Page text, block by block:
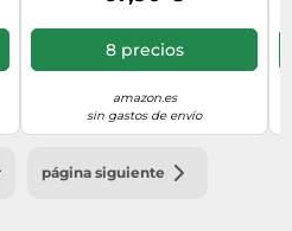
Bianco
8 precios
amazon.es
sin gastos de envío
página siguiente